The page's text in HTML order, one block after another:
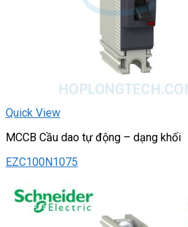
Quick View
MCCB Cầu dao tự động – dạng khối
EZC100N1075